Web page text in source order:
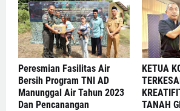
Peresmian Fasilitas Air
Bersih Program TNI AD
Manunggal Air Tahun 2023
Dan Pencanangan
KETUA
TANAH